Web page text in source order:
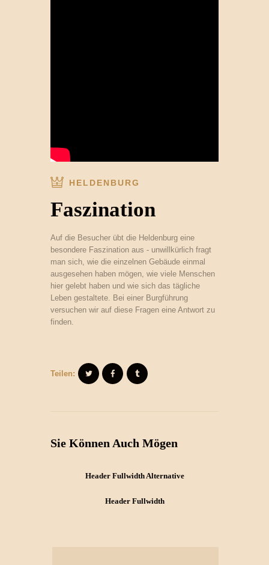
HELDENBURG
Faszination
Auf die Besucher übt die Heldenburg eine
besondere Faszination aus - unwillkürlich fragt
man sich, wie die einzelnen Gebäude einmal
ausgesehen haben mögen, wie viele Menschen
hier gelebt haben und wie sich das tägliche
Leben gestaltete. Bei einer Burgführung
versuchen wir auf diese Fragen eine Antwort zu
finden.
Teilen:
Sie Können Auch Mögen
Header Fullwidth Alternative
Header Fullwidth